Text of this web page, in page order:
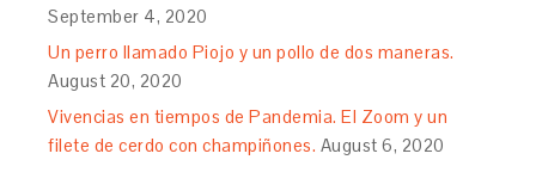
September 4, 2020
Un perro llamado Piojo y un pollo de dos maneras.
August 20, 2020
Vivencias en tiempos de Pandemia. El Zoom y un
filete de cerdo con champiñones. August 6, 2020